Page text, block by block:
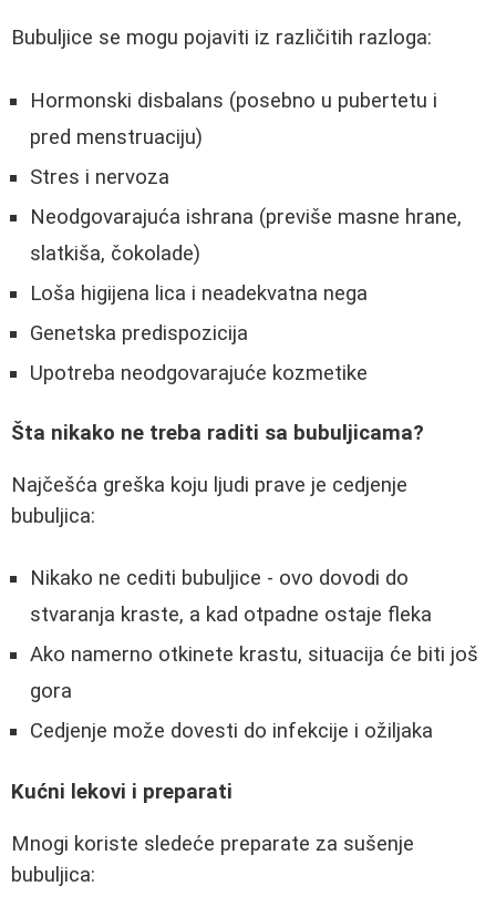
Bubuljice se mogu pojaviti iz različitih razloga:
Hormonski disbalans (posebno u pubertetu i
pred menstruaciju)
Stres i nervoza
Neodgovarajuća ishrana (previše masne hrane,
slatkiša, čokolade)
Loša higijena lica i neadekvatna nega
Genetska predispozicija
Upotreba neodgovarajuće kozmetike
Šta nikako ne treba raditi sa bubuljicama?
Najčešća greška koju ljudi prave je cedjenje
bubuljica:
Nikako ne cediti bubuljice - ovo dovodi do
stvaranja kraste, a kad otpadne ostaje fleka
Ako namerno otkinete krastu, situacija će biti još
gora
Cedjenje može dovesti do infekcije i ožiljaka
Kućni lekovi i preparati
Mnogi koriste sledeće preparate za sušenje
bubuljica: